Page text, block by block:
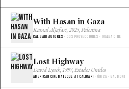
With Hasan in Gaza
Kamal Aljafari, 2025, Palestina
Caligari Autores · Dos proyecciones · Malba Cine
Lost Highway
David Lynch, 1997, Estados Unidos
American Cinemateque at Caligari · Única · Gaumont